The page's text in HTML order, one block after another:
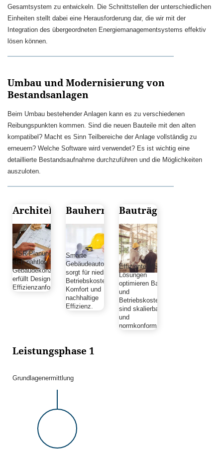
Gesamtsystem zu entwickeln. Die Schnittstellen der unterschiedlichen
Einheiten stellt dabei eine Herausforderung dar, die wir mit der
Integration des übergeordneten Energiemanagementsystems effektiv
lösen können.
Umbau und Modernisierung von
Bestandsanlagen
Beim Umbau bestehender Anlagen kann es zu verschiedenen
Reibungspunkten kommen. Sind die neuen Bauteile mit den alten
kompatibel? Macht es Sinn Teilbereiche der Anlage vollständig zu
erneuern? Welche Software wird verwendet? Es ist wichtig eine
detaillierte Bestandsaufnahme durchzuführen und die Möglichkeiten
auszuloten.
Architekten
MSR-Planung integriert
sich nahtlos ins
Gebäudekonzept und
erfüllt Design- und
Effizienzanforderungen.
Bauherren
Smarte
Gebäudeautomation
sorgt für niedrige
Betriebskosten,
Komfort und
nachhaltige
Effizienz.
Bauträger
Effiziente MSR-
Lösungen
optimieren Bau-
und
Betriebskosten,
sind skalierbar
und
normkonform
Leistungsphase 1
Grundlagenermittlung